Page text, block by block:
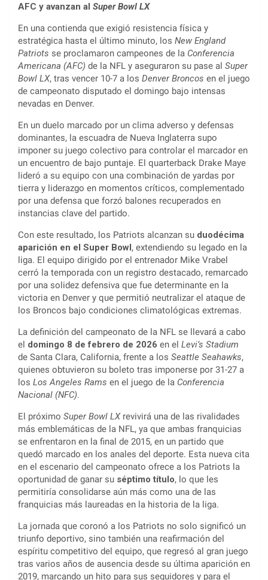
AFC y avanzan al Super Bowl LX
En una contienda que exigió resistencia física y
estratégica hasta el último minuto, los New England
Patriots se proclamaron campeones de la Conferencia
Americana (AFC) de la NFL y aseguraron su pase al Super
Bowl LX, tras vencer 10-7 a los Denver Broncos en el juego
de campeonato disputado el domingo bajo intensas
nevadas en Denver.
En un duelo marcado por un clima adverso y defensas
dominantes, la escuadra de Nueva Inglaterra supo
imponer su juego colectivo para controlar el marcador en
un encuentro de bajo puntaje. El quarterback Drake Maye
lideró a su equipo con una combinación de yardas por
tierra y liderazgo en momentos críticos, complementado
por una defensa que forzó balones recuperados en
instancias clave del partido.
Con este resultado, los Patriots alcanzan su duodécima
aparición en el Super Bowl, extendiendo su legado en la
liga. El equipo dirigido por el entrenador Mike Vrabel
cerró la temporada con un registro destacado, remarcado
por una solidez defensiva que fue determinante en la
victoria en Denver y que permitió neutralizar el ataque de
los Broncos bajo condiciones climatológicas extremas.
La definición del campeonato de la NFL se llevará a cabo
el domingo 8 de febrero de 2026 en el Levi’s Stadium
de Santa Clara, California, frente a los Seattle Seahawks,
quienes obtuvieron su boleto tras imponerse por 31-27 a
los Los Angeles Rams en el juego de la Conferencia
Nacional (NFC).
El próximo Super Bowl LXrevivirá una de las rivalidades
más emblemáticas de la NFL, ya que ambas franquicias
se enfrentaron en la final de 2015, en un partido que
quedó marcado en los anales del deporte. Esta nueva cita
en el escenario del campeonato ofrece a los Patriots la
oportunidad de ganar su séptimo título, lo que les
permitiría consolidarse aún más como una de las
franquicias más laureadas en la historia de la liga.
La jornada que coronó a los Patriots no solo significó un
triunfo deportivo, sino también una reafirmación del
espíritu competitivo del equipo, que regresó al gran juego
tras varios años de ausencia desde su última aparición en
2019, marcando un hito para sus seguidores y para el